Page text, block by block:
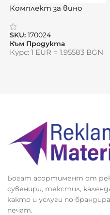
Видяна от: 0
Комплект за вино
SKU: 170024
Към Продукта
Курс: 1 EUR = 1.95583 BGN
Богат асортимент от
сувенири, текстил,
както и услуги по
печат.